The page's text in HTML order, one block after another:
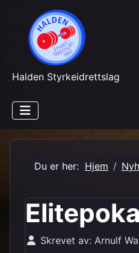
Halden Styrkeidrettslag
Du er her: Hjem
Skrevet av: Arnulf